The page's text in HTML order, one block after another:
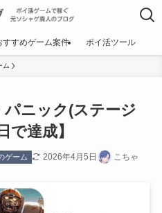
すすめゲーム案件 ポイ活ツール
ム
パニック(ステージ
で達成】
ゲーム 2026年4月5日 こちゃ